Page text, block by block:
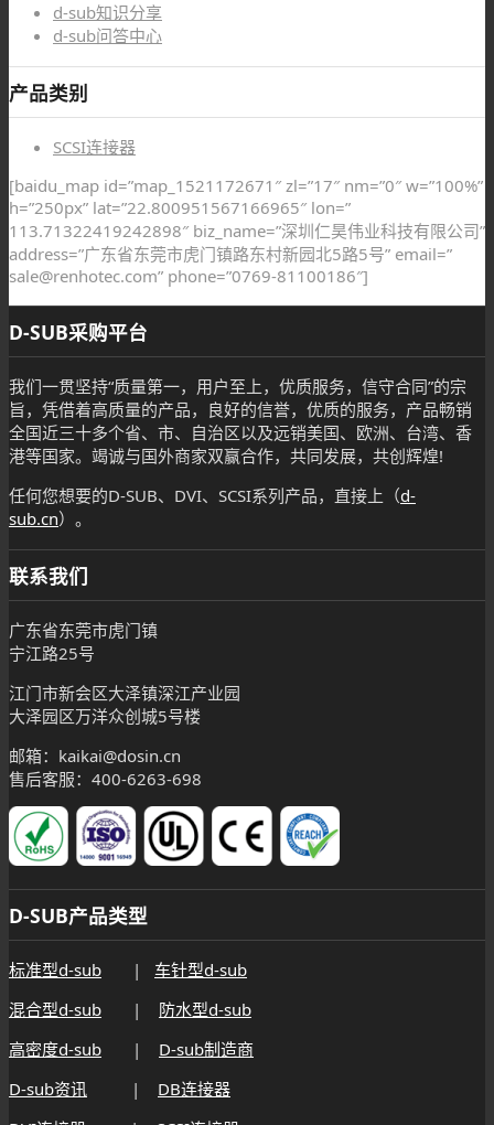
d-sub知识分享
d-sub问答中心
产品类别
SCSI连接器
[baidu_map id=”map_1521172671″ zl=”17″ nm=”0″ w=”100%”
h=”250px” lat=”22.800951567166965″ lon=”
113.71322419242898″ biz_name=”深圳仁昊伟业科技有限公司”
address=”广东省东莞市虎门镇路东村新园北5路5号” email=”
sale@renhotec.com” phone=”0769-81100186″]
D-SUB采购平台
我们一贯坚持“质量第一，用户至上，优质服务，信守合同”的宗
旨，凭借着高质量的产品，良好的信誉，优质的服务，产品畅销
全国近三十多个省、市、自治区以及远销美国、欧洲、台湾、香
港等国家。竭诚与国外商家双赢合作，共同发展，共创辉煌!
任何您想要的D-SUB、DVI、SCSI系列产品，直接上（d-
sub.cn）。
联系我们
广东省东莞市虎门镇
宁江路25号
江门市新会区大泽镇深江产业园
大泽园区万洋众创城5号楼
邮箱：kaikai@dosin.cn
售后客服：400-6263-698
D-SUB产品类型
标准型d-sub | 车针型d-sub
混合型d-sub | 防水型d-sub
高密度d-sub | D-sub制造商
D-sub资讯 | DB连接器